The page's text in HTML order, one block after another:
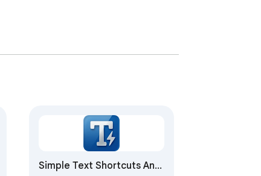
Simple Text Shortcuts And